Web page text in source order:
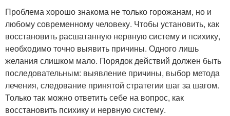
Проблема хорошо знакома не только горожанам, но и
любому современному человеку. Чтобы установить, как
восстановить расшатанную нервную систему и психику,
необходимо точно выявить причины. Одного лишь
желания слишком мало. Порядок действий должен быть
последовательным: выявление причины, выбор метода
лечения, следование принятой стратегии шаг за шагом.
Только так можно ответить себе на вопрос, как
восстановить психику и нервную систему.